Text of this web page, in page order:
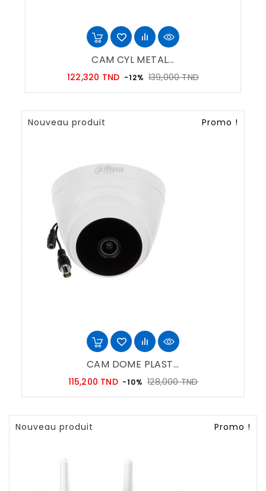
CAM CYL METAL...
122,320 TND Prix
-12% 139,000 TNDPrix
Promo !
Nouveau produit
CAM DOME PLAST...
115,200 TND Prix
-10% 128,000 TNDPrix
Promo !
Nouveau produit